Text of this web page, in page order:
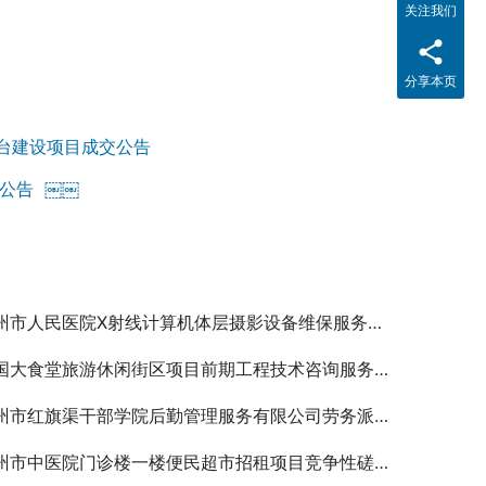
建设项目成交公告
公告 ￼￼
人民医院X射线计算机体层摄影设备维保服务项目成交结果公告
大食堂旅游休闲街区项目前期工程技术咨询服务结果公告
红旗渠干部学院后勤管理服务有限公司劳务派遣服务项目竞争性谈判公告
市中医院门诊楼一楼便民超市招租项目竞争性磋商公告￼
关注我们
分享本页